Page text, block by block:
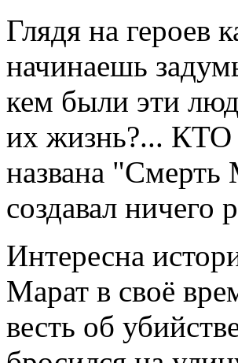
Глядя на героев
начинаешь
кем были эти
их жизнь?... КТО
названа
создавал
Интересна
Марат в своё
весть об